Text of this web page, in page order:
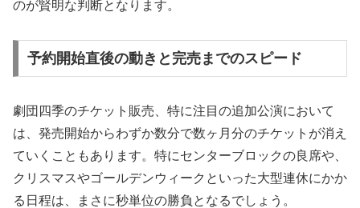
のが賢明な判断となります。
予約開始直後の動きと完売までのスピード
劇団四季のチケット販売、特に注目の追加公演において
は、発売開始からわずか数分で数ヶ月分のチケットが消え
ていくこともあります。特にセンターブロックの良席や、
クリスマスやゴールデンウィークといった大型連休にかか
る日程は、まさに秒単位の勝負となるでしょう。